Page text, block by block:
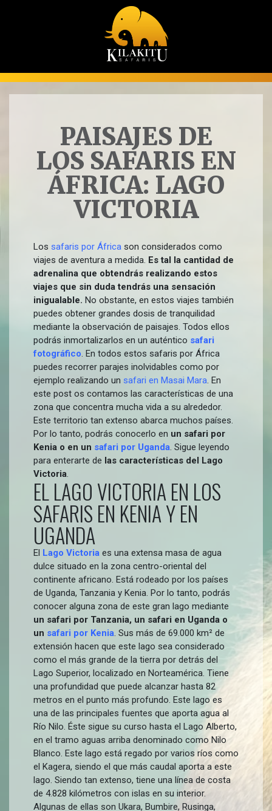
PAISAJES DE
LOS SAFARIS EN
ÁFRICA: LAGO
VICTORIA
Los safaris por África son considerados como
viajes de aventura a medida. Es tal la cantidad de
adrenalina que obtendrás realizando estos
viajes que sin duda tendrás una sensación
inigualable. No obstante, en estos viajes también
puedes obtener grandes dosis de tranquilidad
mediante la observación de paisajes. Todos ellos
podrás inmortalizarlos en un auténtico safari
fotográfico. En todos estos safaris por África
puedes recorrer parajes inolvidables como por
ejemplo realizando un safari en Masai Mara. En
este post os contamos las características de una
zona que concentra mucha vida a su alrededor.
Este territorio tan extenso abarca muchos países.
Por lo tanto, podrás conocerlo en un safari por
Kenia o en un safari por Uganda. Sigue leyendo
para enterarte de las características del Lago
Victoria.
EL LAGO VICTORIA EN LOS
SAFARIS EN KENIA Y EN
UGANDA
El Lago Victoria es una extensa masa de agua
dulce situado en la zona centro-oriental del
continente africano. Está rodeado por los países
de Uganda, Tanzania y Kenia. Por lo tanto, podrás
conocer alguna zona de este gran lago mediante
un safari por Tanzania, un safari en Uganda o
un safari por Kenia. Sus más de 69.000 km² de
extensión hacen que este lago sea considerado
como el más grande de la tierra por detrás del
Lago Superior, localizado en Norteamérica. Tiene
una profundidad que puede alcanzar hasta 82
metros en el punto más profundo. Este lago es
una de las principales fuentes que aporta agua al
Río Nilo. Éste sigue su curso hasta el Lago Alberto,
en el tramo aguas arriba denominado como Nilo
Blanco. Este lago está regado por varios ríos como
el Kagera, siendo el que más caudal aporta a este
lago. Siendo tan extenso, tiene una línea de costa
de 4.828 kilómetros con islas en su interior.
Algunas de ellas son Ukara, Bumbire, Rusinga,